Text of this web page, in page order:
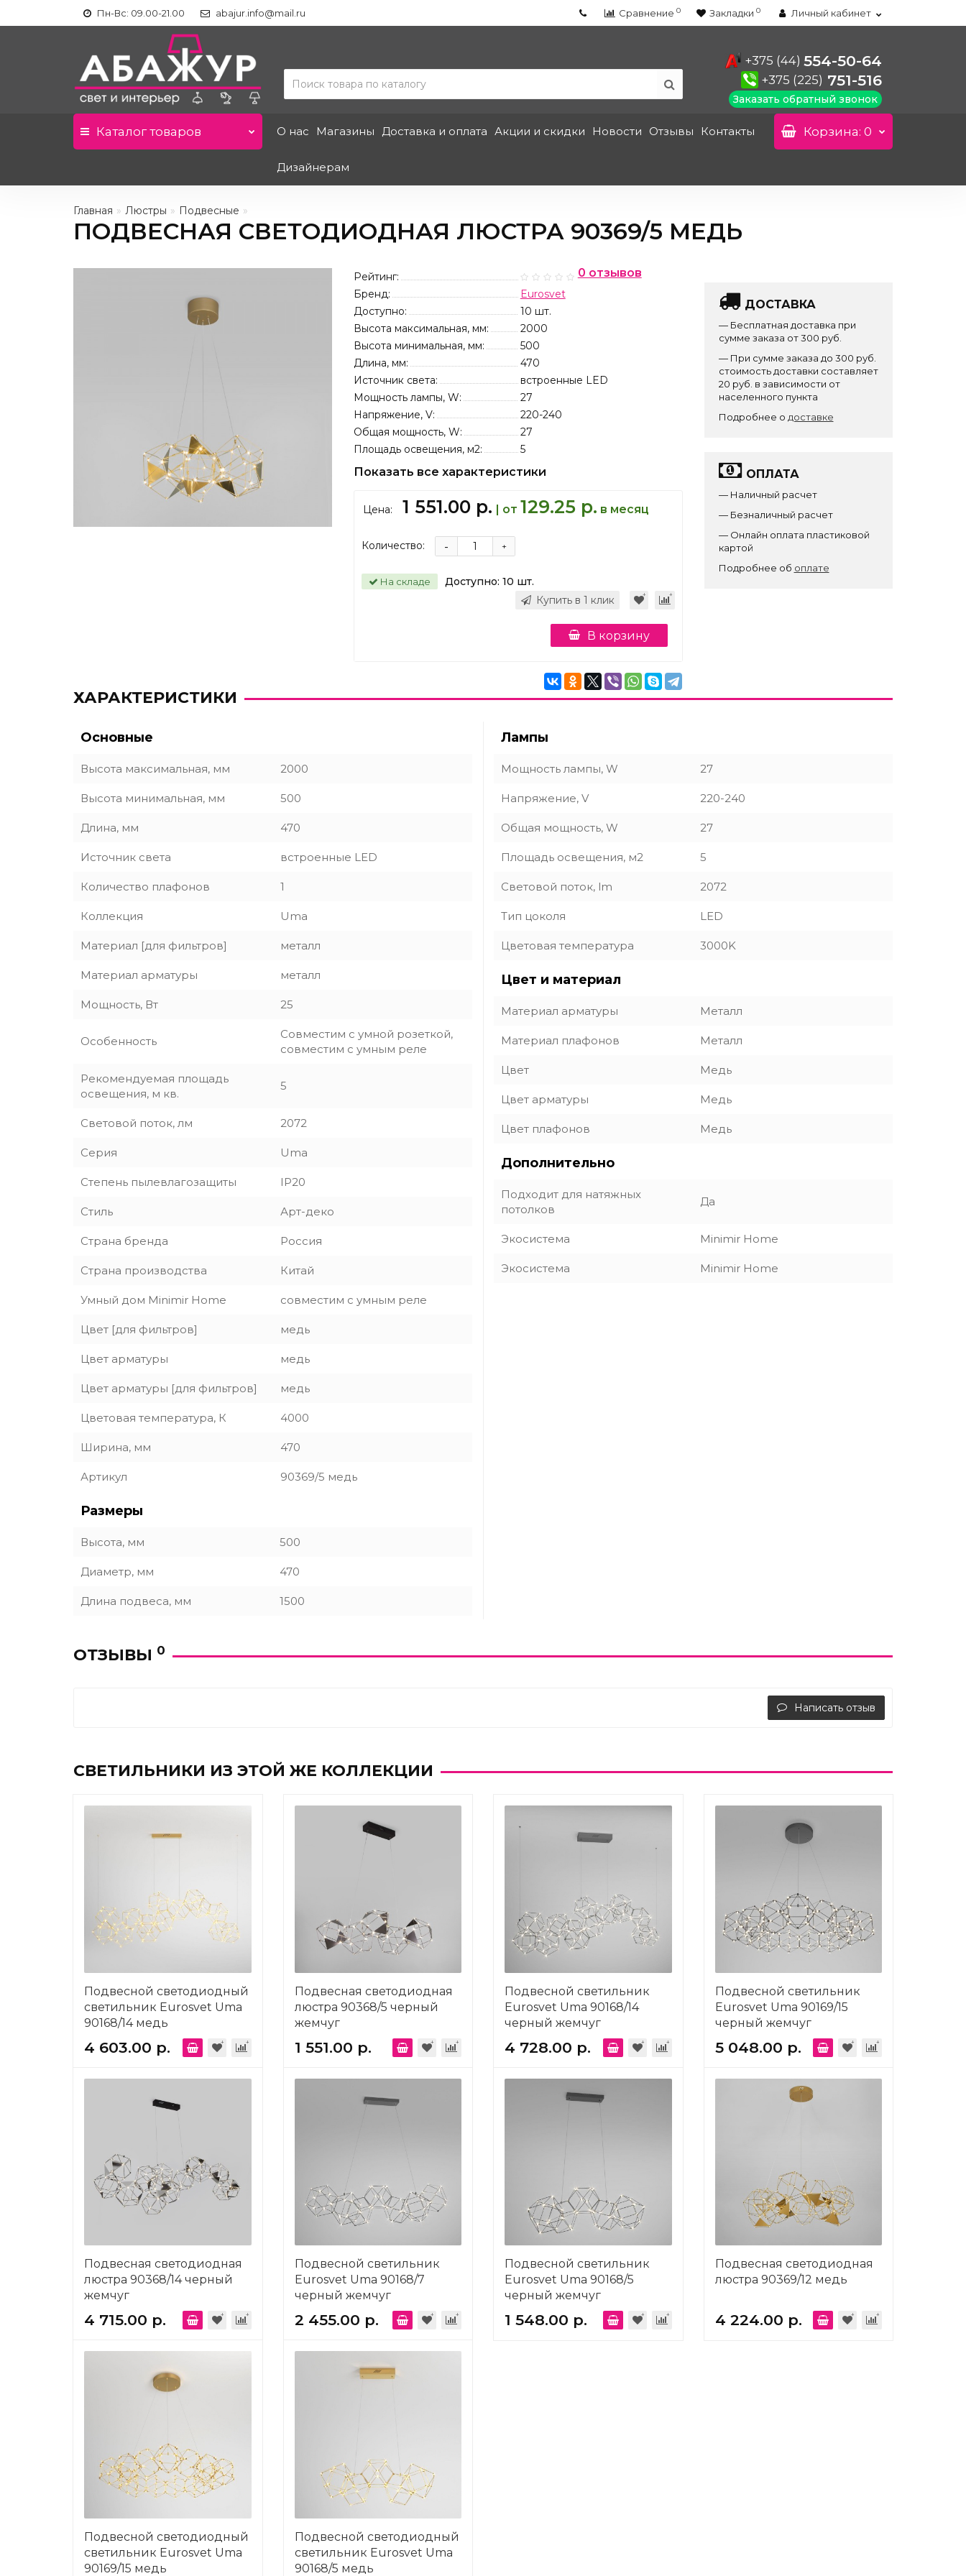
Пн-Вс: 09.00-21.00 abajur.info@mail.ru Сравнение 0 Закладки 0 Личный кабинет
+375 (44) 554-50-64
+375 (225) 751-516
Заказать обратный звонок
Каталогтоваров О нас Магазины Доставка и оплата Акции и скидки Новости Отзывы Контакты
Дизайнерам
Корзина: 0
Главная Люстры Подвесные
ПОДВЕСНАЯ СВЕТОДИОДНАЯ ЛЮСТРА 90369/5 МЕДЬ
Рейтинг: 0 отзывов
Бренд:
Eurosvet
Доступно:
10 шт.
Высота максимальная, мм:
2000
Высота минимальная, мм:
500
Длина, мм:
470
Источник света:
встроенные LED
Мощность лампы, W:
27
Напряжение, V:
220-240
Общая мощность, W:
27
Площадь освещения, м2:
5
Показать все характеристики
Цена: 1 551.00 р. | от 129.25 р. в месяц
Количество: +
-
На складе Доступно: 10 шт.
Купить в 1 клик
В корзину
ДОСТАВКА
— Бесплатная доставка при
сумме заказа от 300 руб.
— При сумме заказа до 300 руб.
стоимость доставки составляет
20 руб. в зависимости от
населенного пункта
Подробнее о доставке
ОПЛАТА
— Наличный расчет
— Безналичный расчет
— Онлайн оплата пластиковой
картой
Подробнее об оплате
ХАРАКТЕРИСТИКИ
Основные
Высота максимальная, мм 2000
Высота минимальная, мм 500
Длина, мм 470
Источник света встроенные LED
Количество плафонов 1
Коллекция Uma
Материал [для фильтров] металл
Материал арматуры металл
Мощность, Вт 25
Особенность
Совместим с умной розеткой,
совместим с умным реле
Рекомендуемая площадь
освещения, м кв.
5
Световой поток, лм 2072
Серия Uma
Степень пылевлагозащиты IP20
Стиль Арт-деко
Страна бренда Россия
Страна производства Китай
Умный дом Minimir Home совместим с умным реле
Цвет [для фильтров] медь
Цвет арматуры медь
Цвет арматуры [для фильтров] медь
Цветовая температура, К 4000
Ширина, мм 470
Артикул 90369/5 медь
Размеры
Высота, мм 500
Диаметр, мм 470
Длина подвеса, мм 1500
Лампы
Мощность лампы, W 27
Напряжение, V 220-240
Общая мощность, W 27
Площадь освещения, м2 5
Световой поток, lm 2072
Тип цоколя LED
Цветовая температура 3000K
Цвет и материал
Материал арматуры Металл
Материал плафонов Металл
Цвет Медь
Цвет арматуры Медь
Цвет плафонов Медь
Дополнительно
Подходит для натяжных
потолков
Да
Экосистема Minimir Home
Экосистема Minimir Home
ОТЗЫВЫ 0
Написать отзыв
СВЕТИЛЬНИКИ ИЗ ЭТОЙ ЖЕ КОЛЛЕКЦИИ
Подвесной светодиодный
светильник Eurosvet Uma
90168/14 медь
4 603.00 р.
Подвесная светодиодная
люстра 90368/5 черный
жемчуг
1 551.00 р.
Подвесной светильник
Eurosvet Uma 90168/14
черный жемчуг
4 728.00 р.
Подвесной светильник
Eurosvet Uma 90169/15
черный жемчуг
5 048.00 р.
Подвесная светодиодная
люстра 90368/14 черный
жемчуг
4 715.00 р.
Подвесной светильник
Eurosvet Uma 90168/7
черный жемчуг
2 455.00 р.
Подвесной светильник
Eurosvet Uma 90168/5
черный жемчуг
1 548.00 р.
Подвесная светодиодная
люстра 90369/12 медь
4 224.00 р.
Подвесной светодиодный
светильник Eurosvet Uma
90169/15 медь
Подвесной светодиодный
светильник Eurosvet Uma
90168/5 медь